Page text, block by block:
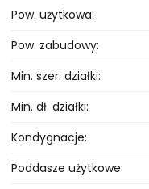
Pow. użytkowa
Pow. zabudowy
Min. szer. działki
Min. dł. działki
Kondygnacje
Poddasze użytkowe